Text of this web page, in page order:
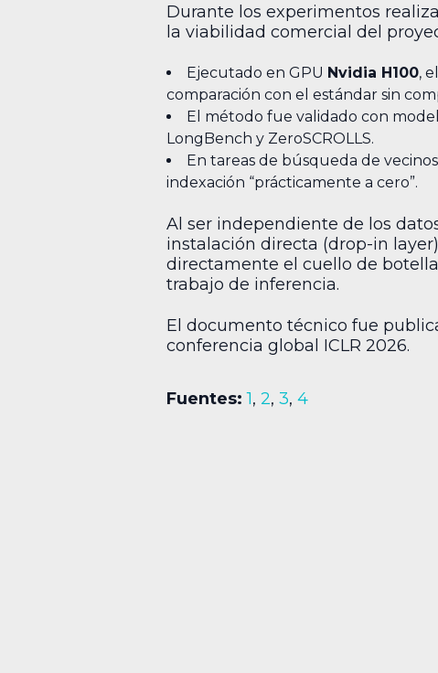
Durante los experimentos
la viabilidad comercial del
Ejecutado en GPU Nvidia H100,
comparación con el estándar sin
El método fue validado con
LongBench y ZeroSCROLLS.
En tareas de búsqueda de
indexación “prácticamente a cero”.
Al ser independiente de los
instalación directa (drop-in
directamente el cuello de
trabajo de inferencia.
El documento técnico fue
conferencia global ICLR 2026.
Fuentes: 1, 2, 3, 4